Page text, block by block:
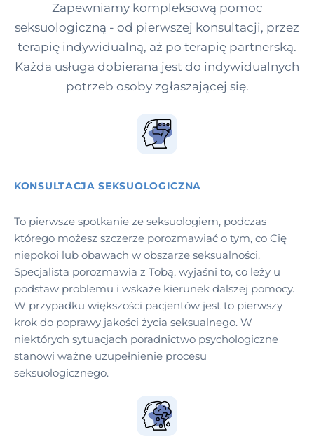
Zapewniamy kompleksową pomoc
seksuologiczną - od pierwszej konsultacji, przez
terapię indywidualną, aż po terapię partnerską.
Każda usługa dobierana jest do indywidualnych
potrzeb osoby zgłaszającej się.
KONSULTACJA SEKSUOLOGICZNA
To pierwsze spotkanie ze seksuologiem, podczas
którego możesz szczerze porozmawiać o tym, co Cię
niepokoi lub obawach w obszarze seksualności.
Specjalista porozmawia z Tobą, wyjaśni to, co leży u
podstaw problemu i wskaże kierunek dalszej pomocy.
W przypadku większości pacjentów jest to pierwszy
krok do poprawy jakości życia seksualnego. W
niektórych sytuacjach poradnictwo psychologiczne
stanowi ważne uzupełnienie procesu
seksuologicznego.